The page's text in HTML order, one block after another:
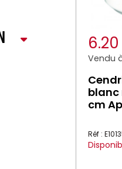
Vendu
blanc
cm
Réf :